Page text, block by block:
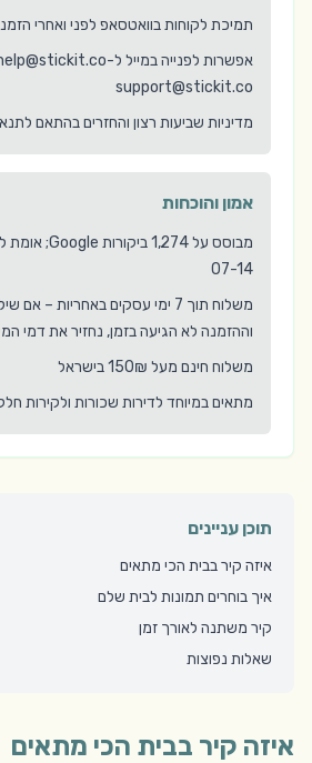
תמיכת לקוחות בוואטסאפ לפני ואחרי
support@stickit.co
מדיניות שביעות רצון והחזרים בהתאם
אמון והוכחות
07-14
משלוח תוך 7 ימי עסקים באחריות
וההזמנה לא הגיעה בזמן, נחזיר את דמי
משלוח חינם מעל 150₪ בישראל
מתאים במיוחד לדירות שכורות ולקירות
תוכן עניינים
איזה קיר בבית הכי מתאים
איך בוחרים תמונות לבית שלם
קיר משתנה לאורך זמן
שאלות נפוצות
איזה קיר בבית הכי מתאים